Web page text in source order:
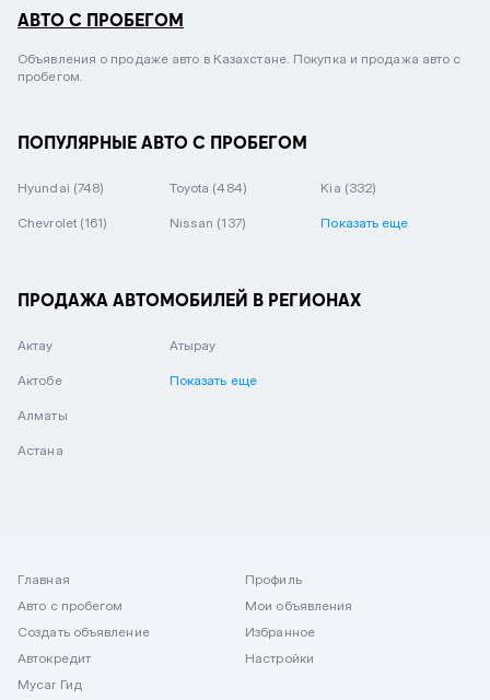
АВТО С ПРОБЕГОМ
Объявления о продаже авто в Казахстане. Покупка и продажа авто с
пробегом.
ПОПУЛЯРНЫЕ АВТО С ПРОБЕГОМ
Hyundai (748) Toyota (484) Kia (332)
Chevrolet (161) Nissan (137) Показать еще
ПРОДАЖА АВТОМОБИЛЕЙ В РЕГИОНАХ
Актау
Актобе
Алматы
Астана
Атырау
Показать еще
Главная
Авто с пробегом
Создать объявление
Автокредит
Mycar Гид
Профиль
Мои объявления
Избранное
Настройки